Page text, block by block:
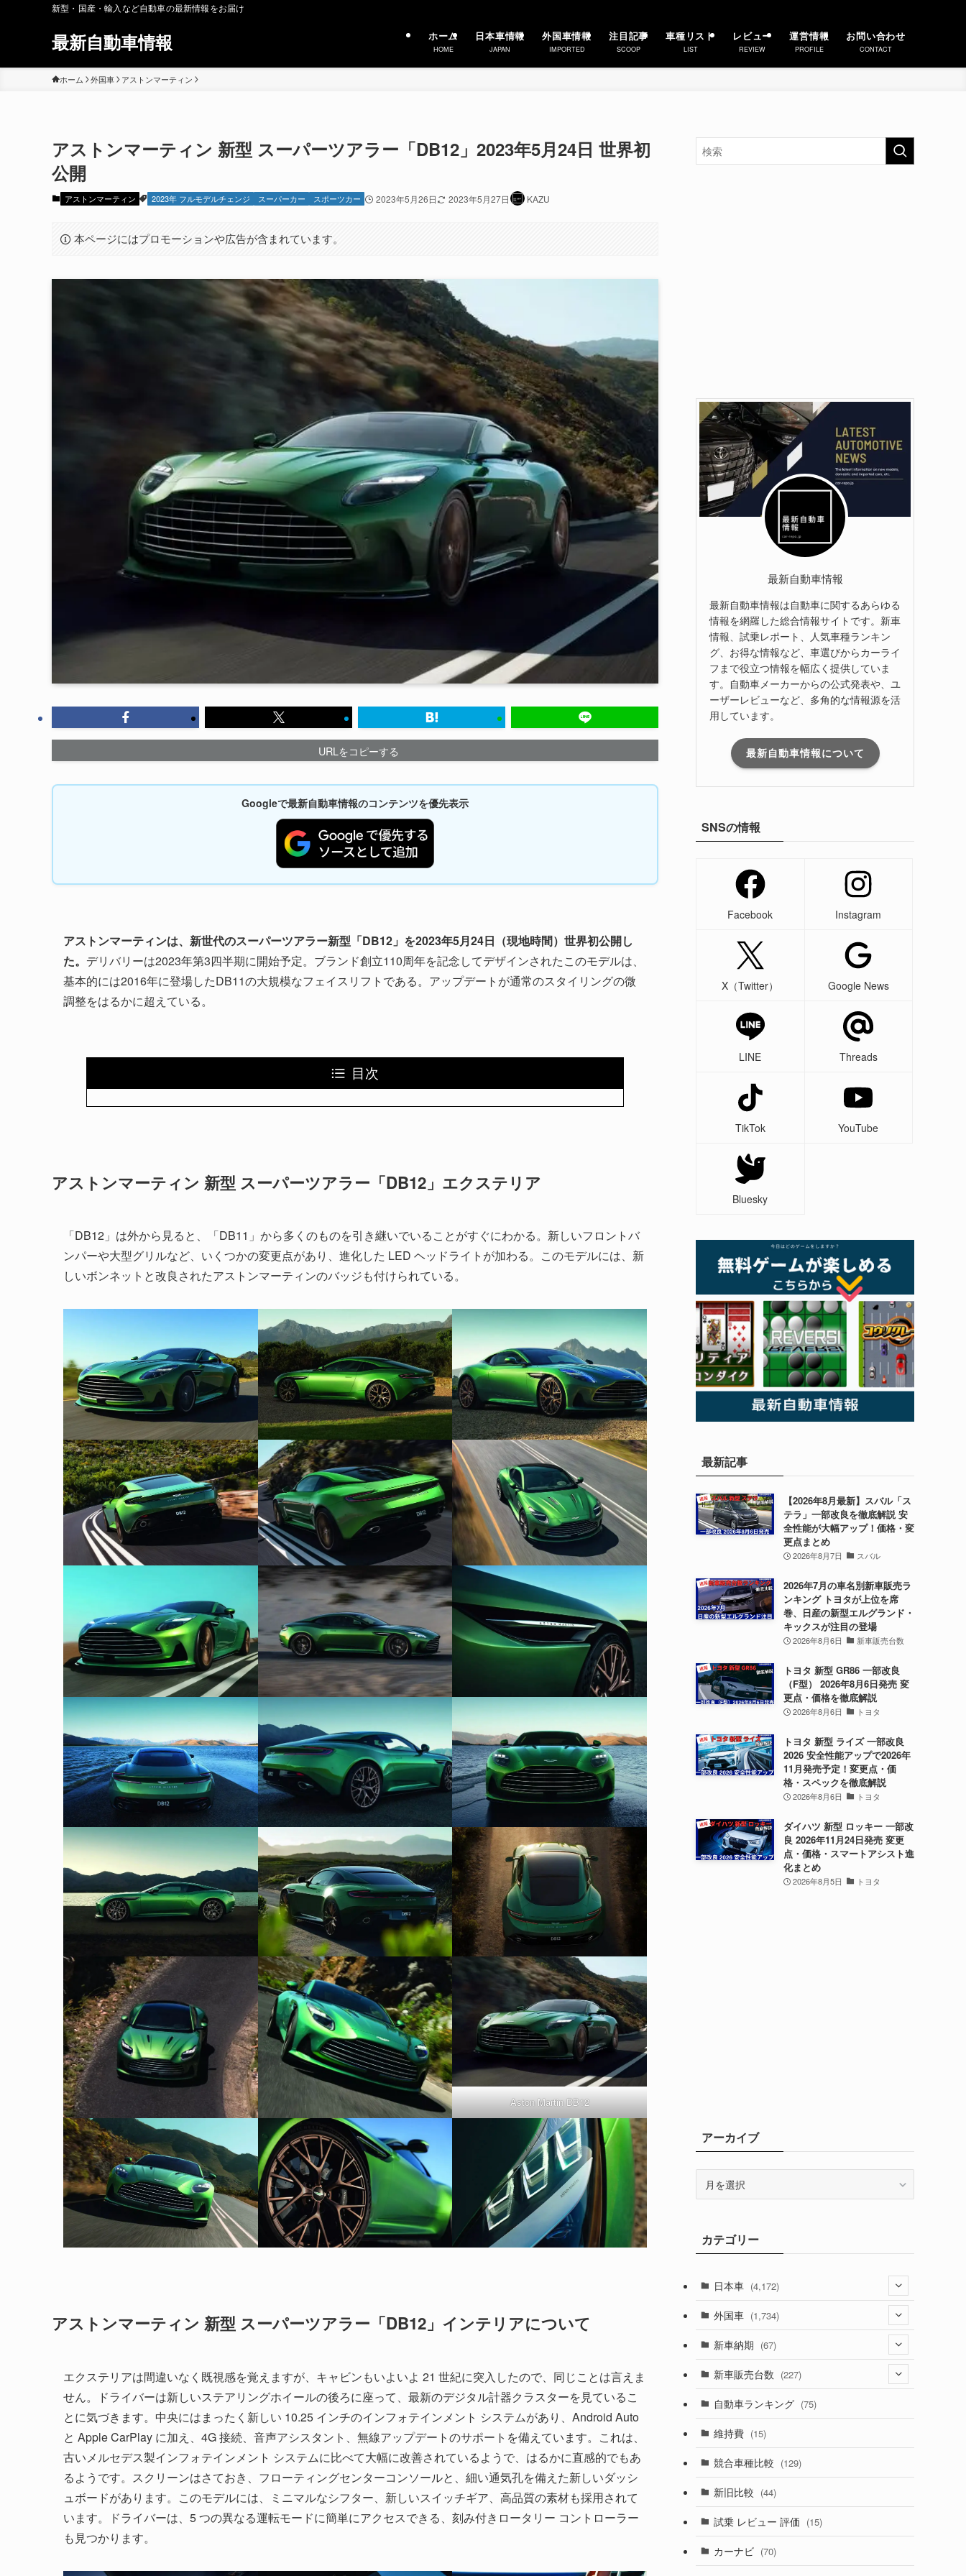
新型・国産・輸入など自動車の最新情報をお届け
最新自動車情報 ホーム
HOME
日本車情報
JAPAN
外国車情報
IMPORTED
注目記事
SCOOP
車種リスト
LIST
レビュー
REVIEW
運営情報
PROFILE
お問い合わせ
CONTACT
ホーム 外国車 アストンマーティン
アストンマーティン 新型 スーパーツアラー「DB12」2023年5月24日 世界初
公開
アストンマーティン 2023年 フルモデルチェンジ スーパーカー スポーツカー 2023年5月26日 2023年5月27日 KAZU
本ページにはプロモーションや広告が含まれています。
URLをコピーする
Googleで最新自動車情報のコンテンツを優先表示
アストンマーティンは、新世代のスーパーツアラー新型「DB12」を2023年5月24日（現地時間）世界初公開し
た。 デリバリーは2023年第3四半期に開始予定。ブランド創立110周年を記念してデザインされたこのモデルは、
基本的には2016年に登場したDB11の大規模なフェイスリフトである。アップデートが通常のスタイリングの微
調整をはるかに超えている。
目次
アストンマーティン 新型 スーパーツアラー「DB12」エクステリア
「DB12」は外から見ると、「DB11」から多くのものを引き継いでいることがすぐにわかる。新しいフロントバ
ンパーや大型グリルなど、いくつかの変更点があり、進化した LED ヘッドライトが加わる。このモデルには、新
しいボンネットと改良されたアストンマーティンのバッジも付けられている。
Aston Martin DB12
アストンマーティン 新型 スーパーツアラー「DB12」インテリアについて
エクステリアは間違いなく既視感を覚えますが、キャビンもいよいよ 21 世紀に突入したので、同じことは言えま
せん。ドライバーは新しいステアリングホイールの後ろに座って、最新のデジタル計器クラスターを見ているこ
とに気づきます。中央にはまったく新しい 10.25 インチのインフォテインメント システムがあり、Android Auto
と Apple CarPlay に加え、4G 接続、音声アシスタント、無線アップデートのサポートを備えています。これは、
古いメルセデス製インフォテインメント システムに比べて大幅に改善されているようで、はるかに直感的でもあ
るようです。スクリーンはさておき、フローティングセンターコンソールと、細い通気孔を備えた新しいダッシ
ュボードがあります。このモデルには、ミニマルなシフター、新しいスイッチギア、高品質の素材も採用されて
います。ドライバーは、5 つの異なる運転モードに簡単にアクセスできる、刻み付きロータリー コントローラー
も見つかります。
最新自動車情報
最新自動車情報は自動車に関するあらゆる
情報を網羅した総合情報サイトです。新車
情報、試乗レポート、人気車種ランキン
グ、お得な情報など、車選びからカーライ
フまで役立つ情報を幅広く提供していま
す。自動車メーカーからの公式発表や、ユ
ーザーレビューなど、多角的な情報源を活
用しています。
最新自動車情報について
SNSの情報
Facebook Instagram
X（Twitter） Google News
LINE Threads
TikTok YouTube
Bluesky
最新記事
【2026年8月最新】スバル「ス
テラ」一部改良を徹底解説 安
全性能が大幅アップ！価格・変
更点まとめ
2026年8月7日 スバル
2026年7月の車名別新車販売ラ
ンキング トヨタが上位を席
巻、日産の新型エルグランド・
キックスが注目の登場
2026年8月6日 新車販売台数
トヨタ 新型 GR86 一部改良
（F型） 2026年8月6日発売 変
更点・価格を徹底解説
2026年8月6日 トヨタ
トヨタ 新型 ライズ 一部改良
2026 安全性能アップで2026年
11月発売予定！変更点・価
格・スペックを徹底解説
2026年8月6日 トヨタ
ダイハツ 新型 ロッキー 一部改
良 2026年11月24日発売 変更
点・価格・スマートアシスト進
化まとめ
2026年8月5日 トヨタ
アーカイブ
ブカテゴリー
日本車 (4,172)
(1,321)
(329)
(525)
(357)
(328)
(194)
(230)
(253)
外国車 (1,734)
(188)
(242)
(85)
(84)
(14)
(222)
(50)
(58)
新車納期 (67)
(28)
(8)
(3)
(3)
(5)
(1)
新車販売台数 (227)
(21)
(5)
(7)
(5)
自動車ランキング (75)
維持費 (15)
競合車種比較 (129)
新旧比較 (44)
試乗 レビュー 評価 (15)
カーナビ (70)